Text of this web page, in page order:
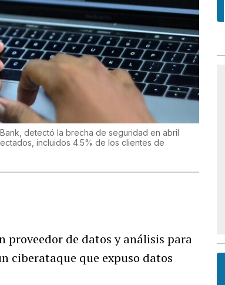
detectó la brecha de seguridad en abril
incluidos 4.5% de los clientes de
de datos y análisis para
ciberataque que expuso datos